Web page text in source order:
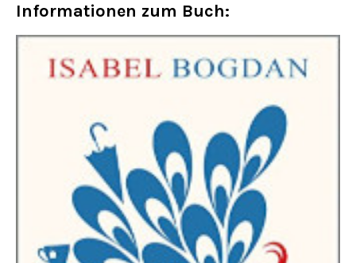
Informationen zum Buch: